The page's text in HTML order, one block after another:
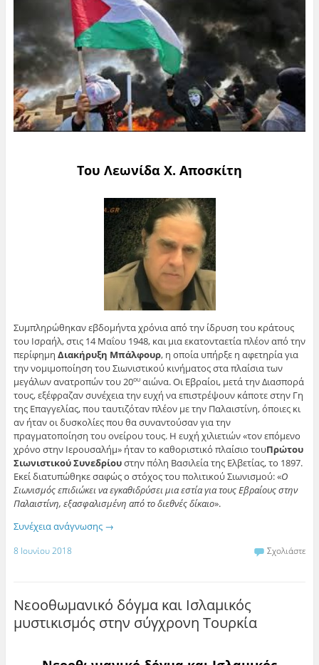
Του Λεωνίδα Χ. Αποσκίτη
Συμπληρώθηκαν εβδομήντα χρόνια από την ίδρυση του κράτους
του Ισραήλ, στις 14 Μαΐου 1948, και μια εκατονταετία πλέον από την
περίφημη Διακήρυξη Μπάλφουρ, η οποία υπήρξε η αφετηρία για
την νομιμοποίηση του Σιωνιστικού κινήματος στα πλαίσια των
μεγάλων ανατροπών του 20ουαιώνα. Οι Εβραίοι, μετά την Διασπορά
τους, εξέφραζαν συνέχεια την ευχή να επιστρέψουν κάποτε στην Γη
της Επαγγελίας, που ταυτιζόταν πλέον με την Παλαιστίνη, όποιες κι
αν ήταν οι δυσκολίες που θα συναντούσαν για την
πραγματοποίηση του ονείρου τους. Η ευχή χιλιετιών «τον επόμενο
χρόνο στην Ιερουσαλήμ» ήταν το καθοριστικό πλαίσιο τουΠρώτου
Σιωνιστικού Συνεδρίουστην πόλη Βασιλεία της Ελβετίας, το 1897.
Εκεί διατυπώθηκε σαφώς ο στόχος του πολιτικού Σιωνισμού: «Ο
Σιωνισμός επιδιώκει να εγκαθιδρύσει μια εστία για τους Εβραίους στην
Παλαιστίνη, εξασφαλισμένη από το διεθνές δίκαιο».
Συνέχεια ανάγνωσης →
8 Ιουνίου 2018 Σχολιάστε
Νεοοθωμανικό δόγμα και Ισλαμικός
μυστικισμός στην σύγχρονη Τουρκία